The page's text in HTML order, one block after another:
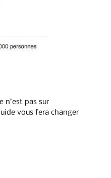
n’est pas sur
vous fera changer